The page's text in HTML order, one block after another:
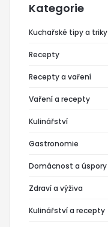
Kategorie
Kuchařské tipy a triky
Recepty
Recepty a vaření
Vaření a recepty
Kulinářství
Gastronomie
Domácnost a úspory
Zdraví a výživa
Kulinářství a recepty